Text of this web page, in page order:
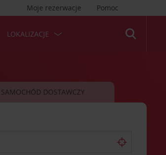
Pomoc
Moje rezerwacje
LOKALIZACJE
SAMOCHÓD DOSTAWCZY